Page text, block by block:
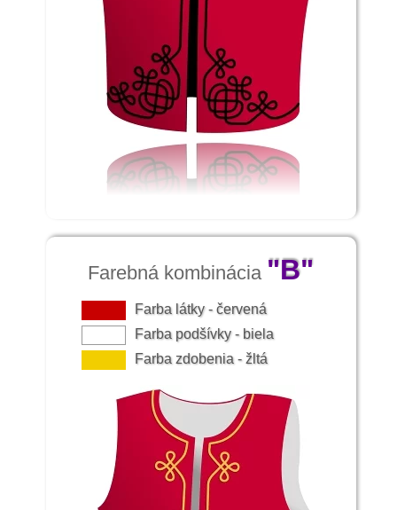
Farebná kombinácia "B"
Farba látky - červená
Farba podšívky - biela
Farba zdobenia - žltá